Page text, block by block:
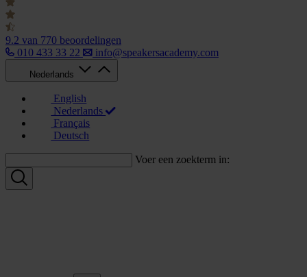
9.2 van 770 beoordelingen
010 433 33 22
info@speakersacademy.com
Nederlands
English
Nederlands
Français
Deutsch
Voer een zoekterm in: